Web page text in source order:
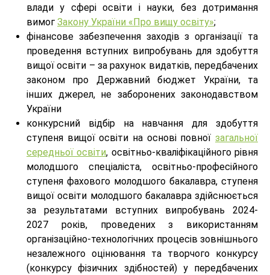
влади у сфері освіти і науки, без дотримання
вимог Закону України «Про вищу освіту»;
фінансове забезпечення заходів з організації та
проведення вступних випробувань для здобуття
вищої освіти – за рахунок видатків, передбачених
законом про Державний бюджет України, та
інших джерел, не заборонених законодавством
України
конкурсний відбір на навчання для здобуття
ступеня вищої освіти на основі повної загальної
середньої освіти, освітньо-кваліфікаційного рівня
молодшого спеціаліста, освітньо-професійного
ступеня фахового молодшого бакалавра, ступеня
вищої освіти молодшого бакалавра здійснюється
за результатами вступних випробувань 2024-
2027 років, проведених з використанням
організаційно-технологічних процесів зовнішнього
незалежного оцінювання та творчого конкурсу
(конкурсу фізичних здібностей) у передбачених